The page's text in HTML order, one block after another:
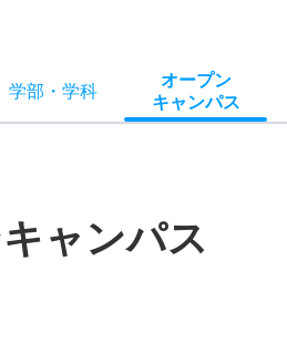
学部 ・ 学科
オープン
キャンパス
ャンパス